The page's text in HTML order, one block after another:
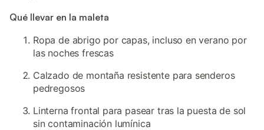
Qué llevar en la maleta
Ropa de abrigo por capas, incluso en verano por
las noches frescas
Calzado de montaña resistente para senderos
pedregosos
Linterna frontal para pasear tras la puesta de sol
sin contaminación lumínica